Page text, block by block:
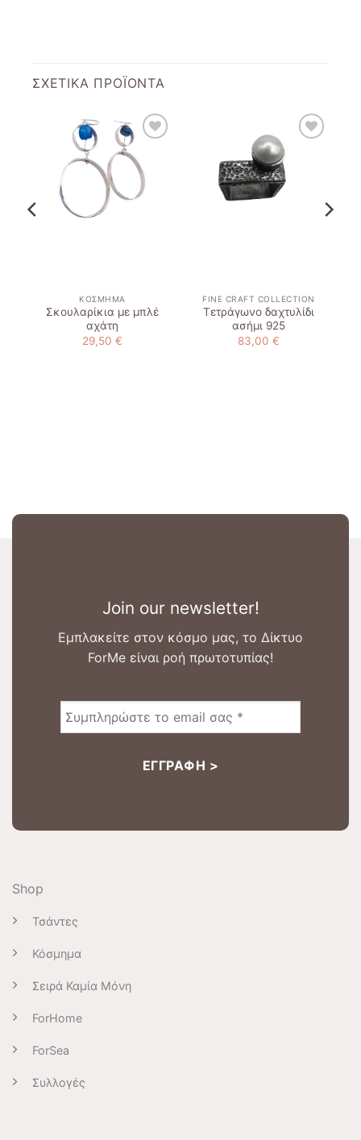
ΣΧΕΤΙΚΆ ΠΡΟΪΌΝΤΑ
wishlist
ΚΌΣΜΗΜΑ
Σκουλαρίκια με μπλέ
αχάτη
29,50 €
FINE CRAFT COLLECTION
Τετράγωνο δαχτυλίδι
ασήμι 925
83,00 €
Join our newsletter!
Εμπλακείτε στον κόσμο μας, το Δίκτυο
ForMe είναι ροή πρωτοτυπίας!
Shop
Τσάντες
Κόσμημα
Σειρά Καμία Μόνη
ForHome
ForSea
Συλλογές